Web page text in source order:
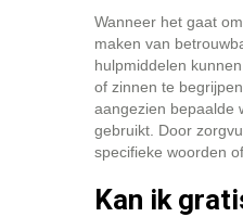
Wanneer het gaat
maken van
hulpmiddelen
of zinnen te
aangezien bepaalde
gebruikt. Door
specifieke woorden
Kan ik